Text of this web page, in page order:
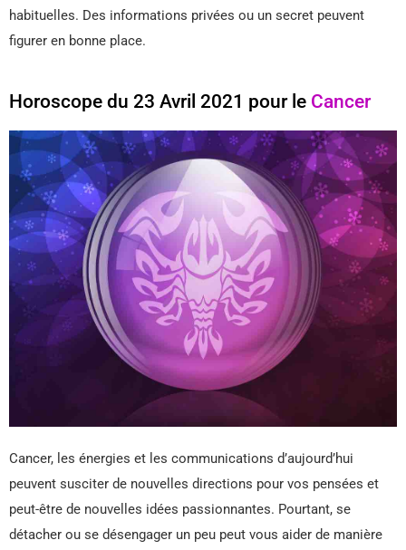
habituelles. Des informations privées ou un secret peuvent
figurer en bonne place.
Horoscope du 23 Avril 2021 pour le Cancer
Cancer, les énergies et les communications d’aujourd’hui
peuvent susciter de nouvelles directions pour vos pensées et
peut-être de nouvelles idées passionnantes. Pourtant, se
détacher ou se désengager un peu peut vous aider de manière